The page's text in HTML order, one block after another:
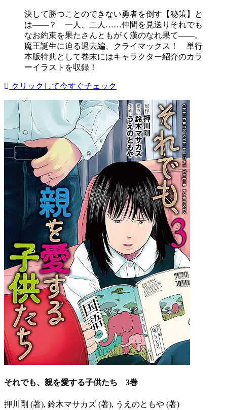
決して勝つことのできない勇者を倒す【秘策】と
は――？ 一人、二人……仲間を見送りそれでも
なお約束を果たさんともがく漢のなれ果て――。
魔王誕生に迫る過去編、クライマックス！ 単行
本版特典として巻末にはキャラクター紹介のカラ
ーイラストを収録！
クリックして今すぐチェック
それでも、親を愛する子供たち 3巻
押川剛 (著), 鈴木マサカズ (著), うえのともや (著)